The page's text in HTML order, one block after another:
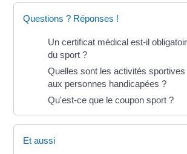
Questions ? Réponses !
Un certificat médical est-il
du sport ?
Quelles sont les activités
aux personnes handicapées ?
Qu'est-ce que le coupon sport ?
Et aussi